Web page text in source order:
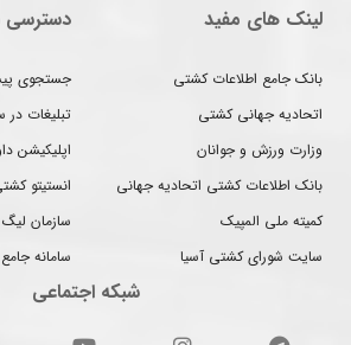
لینک های مفید
بانک جامع اطلاعات کشتی
اتحادیه جهانی کشتی
وزارت ورزش و جوانان
بانک اطلاعات کشتی اتحادیه جهانی
کمیته ملی المپیک
سایت شورای کشتی آسیا
دسترسی
جستجوی
تبلیغات
اپلیکیشن
انستیتو
سازمان لیگ
سامانه
شبکه اجتماعی